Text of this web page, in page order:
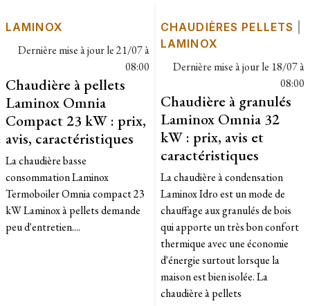
LAMINOX
Dernière mise à jour le21/07 à
08:00
Chaudière à pellets
Laminox Omnia
Compact 23 kW : prix,
avis, caractéristiques
La chaudière basse
consommation Laminox
Termoboiler Omnia compact 23
kW Laminox à pellets demande
peu d'entretien....
CHAUDIÈRES PELLETS
LAMINOX
Dernière mise à jour le 18/07 à
08:00
Chaudière à granulés
Laminox Omnia 32
kW : prix, avis et
caractéristiques
La chaudière à condensation
Laminox Idro est un mode de
chauffage aux granulés de bois
qui apporte un très bon confort
thermique avec une économie
d'énergie surtout lorsque la
maison est bien isolée. La
chaudière à pellets